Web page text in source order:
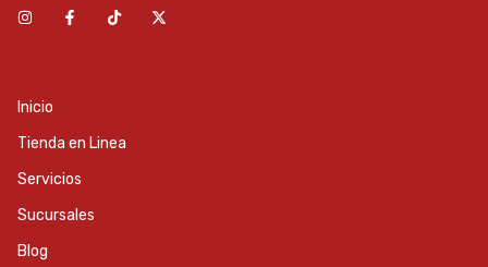
Inicio
Tienda en Linea
Servicios
Sucursales
Blog